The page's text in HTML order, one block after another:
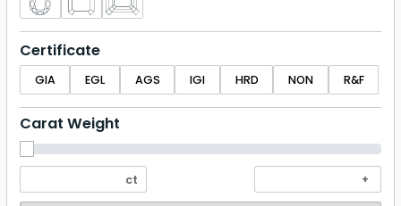
Certificate
GIA EGL AGS IGI HRD NON R&F
Carat Weight